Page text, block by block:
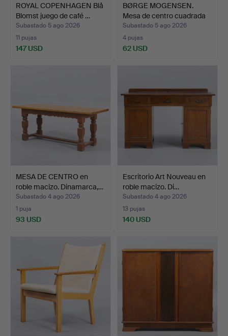
ROYAL COPENHAGEN Blå
Blomst juego de café …
Subastado 5 ago 2026
11 pujas
147 USD
BØRGE MOGENSEN.
Mesa de centro cuadrada
de…
Subastado 5 ago 2026
4 pujas
62 USD
MESA DE CENTRO en
roble macizo. Dinamarca,…
Subastado 4 ago 2026
1 puja
93 USD
Escritorio Art Nouveau en
roble macizo. Di…
Subastado 4 ago 2026
13 pujas
140 USD